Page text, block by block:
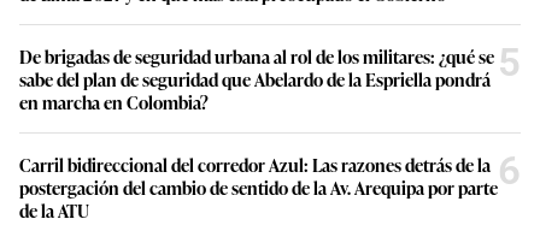
De brigadas de seguridad urbana al rol de los militares: ¿qué se
sabe del plan de seguridad que Abelardo de la Espriella pondrá
en marcha en Colombia?
5
Carril bidireccional del corredor Azul: Las razones detrás de la
postergación del cambio de sentido de la Av. Arequipa por parte
de la ATU
6